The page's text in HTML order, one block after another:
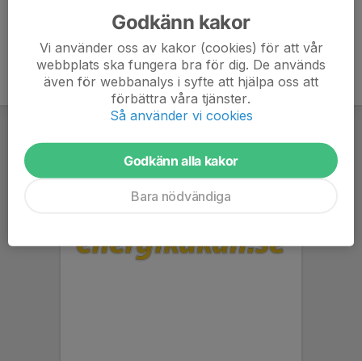
Godkänn kakor
Vi använder oss av kakor (cookies) för att vår
webbplats ska fungera bra för dig. De används
även för webbanalys i syfte att hjälpa oss att
förbättra våra tjänster.
Så använder vi cookies
Godkänn alla kakor
Bara nödvändiga